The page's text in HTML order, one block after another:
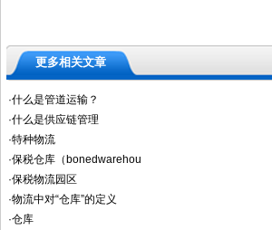
更多相关文章